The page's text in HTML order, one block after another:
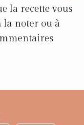
la recette vous
la noter ou à